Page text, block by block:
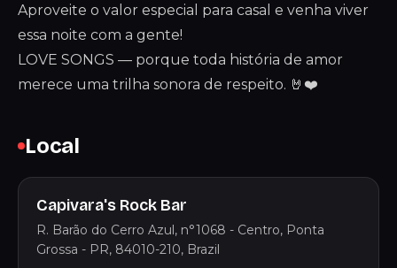
Aproveite o valor especial para casal e venha viver
essa noite com a gente!
LOVE SONGS — porque toda história de amor
merece uma trilha sonora de respeito. 🤘❤️
Local
Capivara's Rock Bar
R. Barão do Cerro Azul, n°1068 - Centro, Ponta
Grossa - PR, 84010-210, Brazil